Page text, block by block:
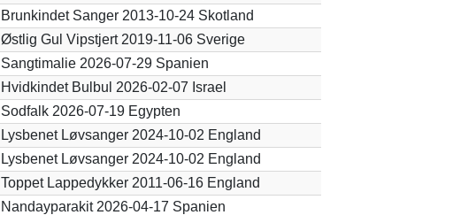
Brunkindet Sanger 2013-10-24 Skotland
Østlig Gul Vipstjert 2019-11-06 Sverige
Sangtimalie 2026-07-29 Spanien
Hvidkindet Bulbul 2026-02-07 Israel
Sodfalk 2026-07-19 Egypten
Lysbenet Løvsanger 2024-10-02 England
Lysbenet Løvsanger 2024-10-02 England
Toppet Lappedykker 2011-06-16 England
Nandayparakit 2026-04-17 Spanien